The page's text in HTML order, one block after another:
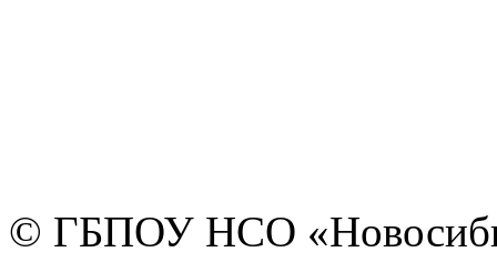
© ГБПОУ НСО